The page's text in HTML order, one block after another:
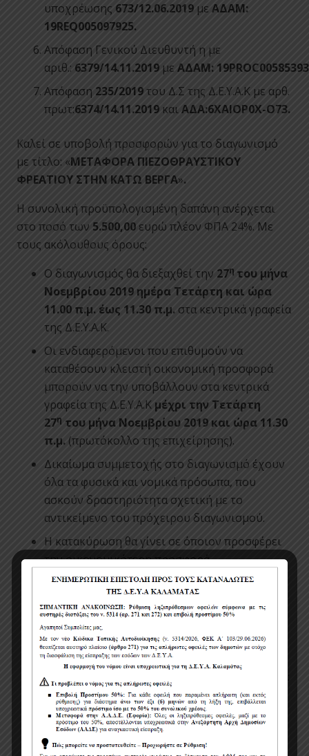
υποχρέωσης 673/12.06.2019 με ΑΔΑΜ:
19REQ005097925.
Απόφαση Γενικού Διευθυντή η με
αριθ.: 6379/14.11.2019 με ΑΔΑΜ:
Απόφαση 235/2019του Δ.Σ της Δ.Ε.Υ.Α.Κ με αρθ.
πρωτ:6374/14.11.2019 καιΑΔΑ:6ΧΑΙΟΡ0Χ-Ο73.
Καλεί σε υποβολή προσφορών για το διαγωνισμό
με τίτλο: «ΜΕΤΑΦΟΡΑ ΠΙΕΖΟΘΡΑΥΣΤΙΚΟΥ
ΦΡΕΑΤΙΟΥ ΣΤΗΝ ΚΑΤΩ ΒΕΡΓΑ».
Η συνολική προϋπολογισμένη δαπάνη ανέρχεται
στο ποσό των 5.500,00 ευρώ πλέον ΦΠΑ 24%. Με
τους ακόλουθους όρους:
Ο διαγωνισμός θα διεξαχθεί την 27η του μήνα
Νοεμβρίου 2019 ημέρα Τετάρτη και ώρα
11.00 π.μ. έως 11.30 π.μ. στα κεντρικά γραφεία
της Δ.Ε.Υ.Α.Κ.
Οι ενδιαφερόμενοι που επιθυμούν να
καταθέσουν κλειστή οικονομική προσφορά
μπορούν να την υποβάλλουν στα κεντρικά
γραφεία της Δ.Ε.Υ.Α.Κ μέχρι την Τετάρτη
27η του μήνα Νοεμβρίου 2019 και ώρα 11.30
π.μ. (πρωτόκολλο της επιχείρησης).
Δικαίωμα συμμετοχής στο διαγωνισμό έχουν
όλα τα φυσικά και νομικά πρόσωπα, που
ασκούν δραστηριότητα σχετική με το
αντικείμενο του πρόχειρου διαγωνισμού.
Η κατακύρωση θα γίνει σε όποιον προσφέρει
την οικονομικότερη προσφορά.
Η πιστοποίηση εκτέλεσης της υπηρεσίας θα
Η πληρωμή του αναδόχου θα γίνει σε δύο (2)
μήνες από την έκδοση του τιμολογίου.
Η κάθε προσφορά θα πρέπει να συνοδεύεται :
Υπεύθυνη δήλωση του Ν. 1599/1986 άρθρο 8.
Ασφαλιστική ενημερότητα.
Φορολογική ενημερότητα.